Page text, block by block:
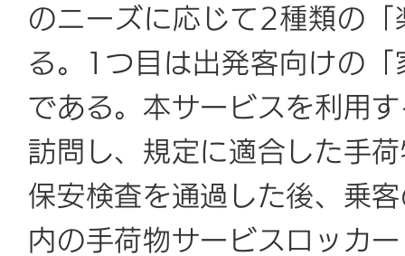
のニーズに応じて2種類の
る。1つ目は出発客向けの
である。本サービスを利用
訪問し、規定に適合した手
保安検査を通過した後、乗
内の手荷物サービスロッカ